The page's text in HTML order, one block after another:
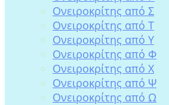
Ονειροκρίτης από Σ
Ονειροκρίτης από Τ
Ονειροκρίτης από Υ
Ονειροκρίτης από Φ
Ονειροκρίτης από Χ
Ονειροκρίτης από Ψ
Ονειροκρίτης από Ω